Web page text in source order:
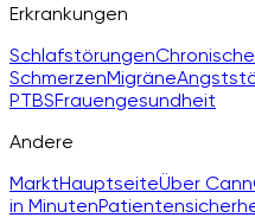
Erkrankungen
SchlafstörungenChronische
SchmerzenMigräne
PTBSFrauengesundheit
Andere
MarktHauptseiteÜber
in Minuten